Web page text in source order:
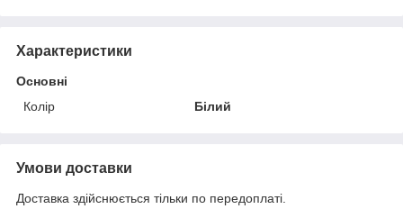
Характеристики
Основні
Колір
Білий
Умови доставки
Доставка здійснюється тільки по передоплаті.